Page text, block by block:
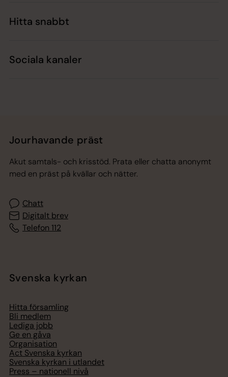
Hitta snabbt
Sociala kanaler
Jourhavande präst
Akut samtals- och krisstöd. Prata eller chatta anonymt
med en präst på kvällar och nätter.
Chatt
Digitalt brev
Telefon 112
Svenska kyrkan
Hitta församling
Bli medlem
Lediga jobb
Ge en gåva
Organisation
Act Svenska kyrkan
Svenska kyrkan i utlandet
Press – nationell nivå